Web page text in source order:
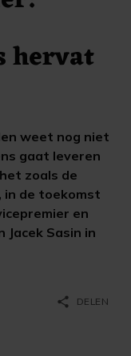
hervat
weet nog niet
gaat leveren
zoals de
de toekomst
en
Sasin in
share DELEN